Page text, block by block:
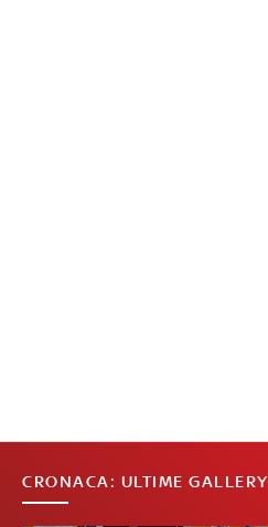
CRONACA: ULTIME GALLERY